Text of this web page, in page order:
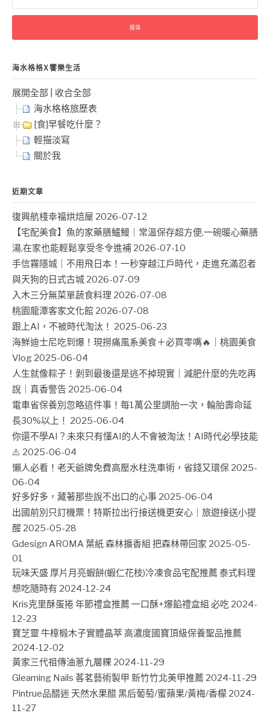
關
字:
海水格格X饗樂生活
展開全部
收合全部
海水格格旅歷表
[食]早餐吃什麼？
輕描淡寫
關於我
近期文章
復興航棧幸福烘焙屋 2026-07-12
【宅配美食】魚的家藥膳鱸鰻｜常溫保存超方便,一碗暖心藥膳
湯,在家也能輕鬆享受冬令進補 2026-07-10
手信霧隱城｜不用飛日本！一秒穿越江戶時代，走進充滿忍者
與天狗的日式古城 2026-07-09
入木三分無菜單蔬食料理 2026-07-08
桃園龍潭客家文化館 2026-07-08
跟上AI，不被時代淘汰！ 2025-06-23
海鮮迪士尼吃到爆！現撈痛風系美食＋必買零嘴🔥｜桃園美食
Vlog 2025-06-04
人生就像粽子！剝到最後還是逃不掉現實｜減肥什麼的先吃再
說｜真香警告 2025-06-04
電車省保養別忽略這件事！每1萬公里調胎一次，輪胎壽命延
長30%以上！ 2025-06-04
你還不學AI？未來只有懂AI的人不會被淘汰！AI時代必學技能
⚠️ 2025-06-04
懶人必看！老天爺牌免費高壓水柱洗車術，省錢又環保 2025-
06-04
好多好多，藏著那些說不出口的心事 2025-06-04
出國前別只訂機票！特斯拉出行接送機更安心｜旅遊接送小提
醒 2025-05-28
Gdesign AROMA 葉紙 森林擴香組 把森林帶回家 2025-05-
01
玩味天盛 厚片月亮蝦餅(蝦仁花枝)冷凍食品宅配推薦 泰式料理
想吃隨時有 2024-12-24
Kris克里酥蛋捲 年節禮盒推薦 一口酥+爆餡禮盒組 必吃 2024-
12-23
寶芝靈 牛樟椴木子實體晶萃 高濃度國寶頂級保養聖品推薦
2024-12-02
黃家三代祖傳油蔥九層粿 2024-11-29
Gleaming Nails 茖茗藝術製甲 新竹竹北美甲推薦 2024-11-29
Pintrue品醋迷 天然水果醋 黑后葡萄/蜜蘋果/黃梅/香檬 2024-
11-27